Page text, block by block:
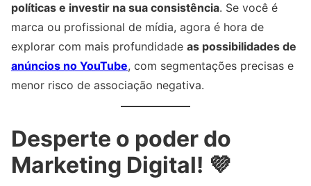
políticas e investir na sua consistência. Se você é
marca ou profissional de mídia, agora é hora de
explorar com mais profundidade as possibilidades de
anúncios no YouTube, com segmentações precisas e
menor risco de associação negativa.
Desperte o poder do
Marketing Digital! 💜